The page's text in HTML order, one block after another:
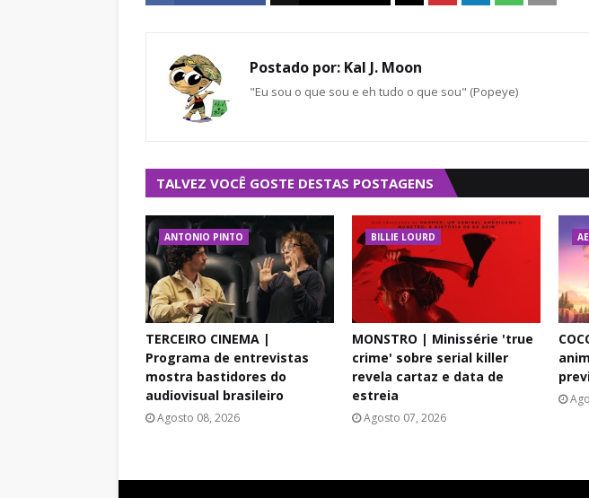
Postado por: Kal J. Moon
"Eu sou o que sou e eh tudo o que sou" (Popeye)
TALVEZ VOCÊ GOSTE DESTAS POSTAGENS
ANTONIO PINTO
TERCEIRO CINEMA |
Programa de entrevistas
mostra bastidores do
audiovisual brasileiro
Agosto 08, 2026
BILLIE LOURD
MONSTRO | Minissérie 'true
crime' sobre serial killer
revela cartaz e data de
estreia
Agosto 07, 2026